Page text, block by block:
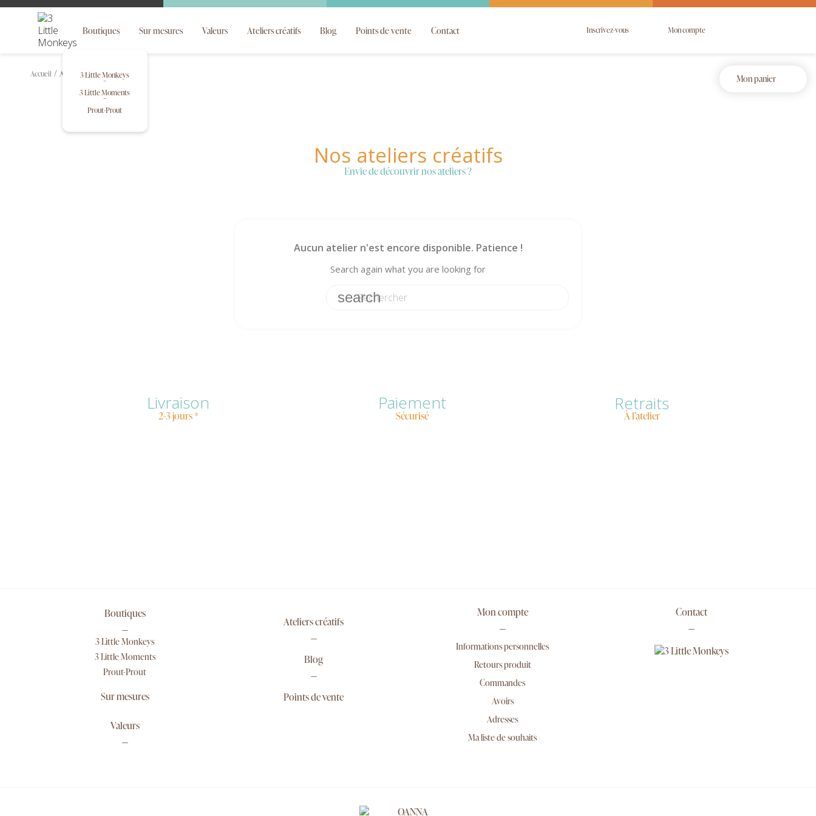
Boutiques
3 Little Monkeys
3 Little Moments
Prout-Prout
Sur mesures Valeurs Ateliers créatifs Blog Points de vente Contact Inscrivez-vous Mon compte
Mon panier
Accueil Ateliers
Nos ateliers créatifs
Envie de découvrir nos ateliers ?
Aucun atelier n'est encore disponible. Patience !
Search again what you are looking for
search
Livraison
2-3 jours *
Paiement
Sécurisé
Retraits
À l’atelier
Boutiques
3 Little Monkeys
3 Little Moments
Prout-Prout
Sur mesures
Valeurs
Ateliers créatifs
Blog
Points de vente
Mon compte
Informations personnelles
Retours produit
Commandes
Avoirs
Adresses
Ma liste de souhaits
Contact